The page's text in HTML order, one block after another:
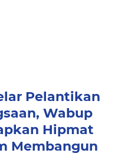
Pelantikan
Wabup
Hipmat
Membangun